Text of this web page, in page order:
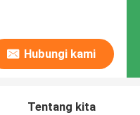
Hubungi kami
Tentang kita